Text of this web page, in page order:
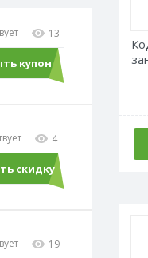
13
купон
DAY5
4
скидку
19